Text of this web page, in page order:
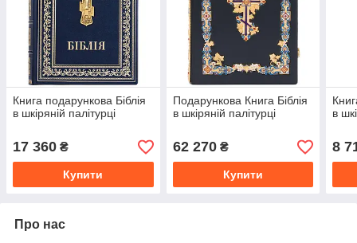
Книга подарункова Біблія
в шкіряній палітурці
17 360 ₴
Купити
Подарункова Книга Біблія
в шкіряній палітурці
62 270₴
Купити
в
8
Про нас